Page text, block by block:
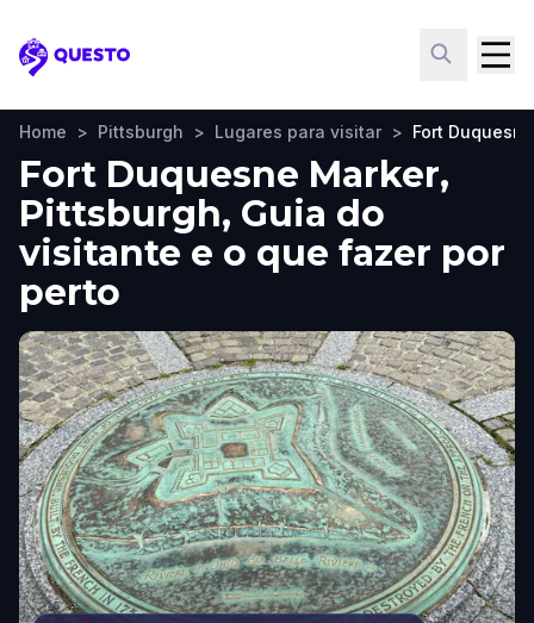
Questo
Home > Pittsburgh > Lugares para visitar > Fort
Fort Duquesne Marker,
Pittsburgh, Guia do
visitante e o que fazer por
perto